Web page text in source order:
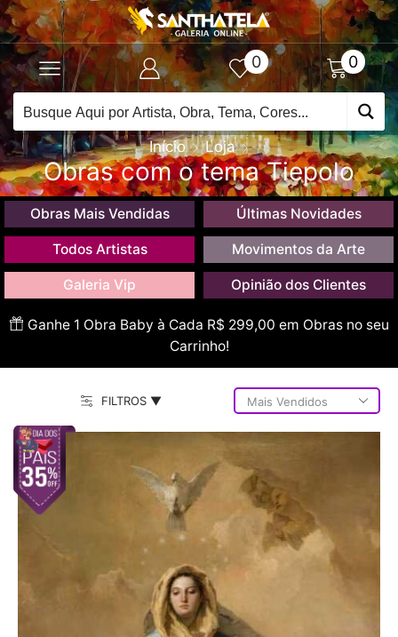
0 0
Início Loja
Obras com o tema Tiepolo
Obras Mais Vendidas Últimas Novidades
Todos Artistas Movimentos da Arte
Galeria Vip Opinião dos Clientes
Ganhe 1 Obra Baby à Cada R$ 299,00 em Obras no seu
Carrinho!
FILTROS ▼